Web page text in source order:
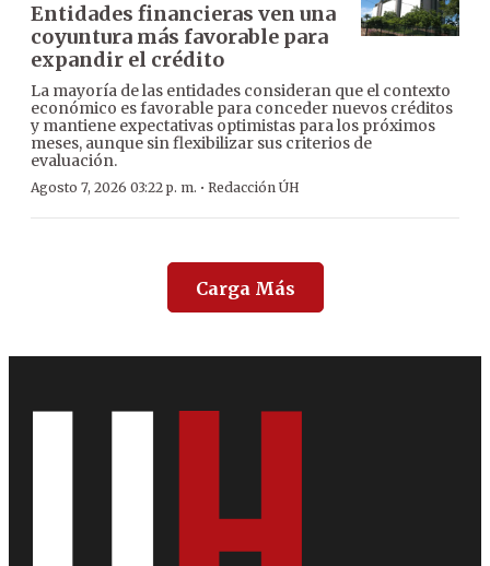
Entidades financieras ven una
coyuntura más favorable para
expandir el crédito
La mayoría de las entidades consideran que el contexto
económico es favorable para conceder nuevos créditos
y mantiene expectativas optimistas para los próximos
meses, aunque sin flexibilizar sus criterios de
evaluación.
Agosto 7, 2026 03:22 p. m. · Redacción ÚH
Carga Más